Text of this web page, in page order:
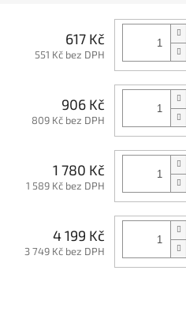
617 Kč
551 Kč bez DPH
906 Kč
809 Kč bez DPH
1 780 Kč
1 589 Kč bez DPH
4 199 Kč
3 749 Kč bez DPH